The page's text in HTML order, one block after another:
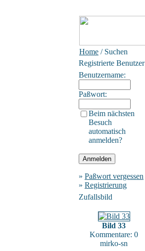
Home / Suchen
Registrierte Benutzer
Benutzername:
Paßwort:
Beim nächsten
Besuch
automatisch
anmelden?
» Paßwort vergessen
» Registrierung
Zufallsbild
Bild 33
Kommentare: 0
mirko-sn